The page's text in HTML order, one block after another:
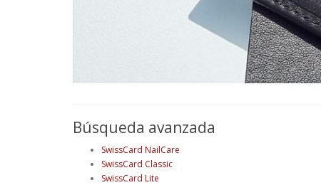
Búsqueda avanzada
SwissCard NailCare
SwissCard Classic
SwissCard Lite